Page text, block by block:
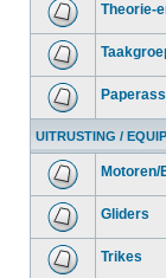
Theorie-
UITRUSTING /
Motoren/
Gliders
Trikes